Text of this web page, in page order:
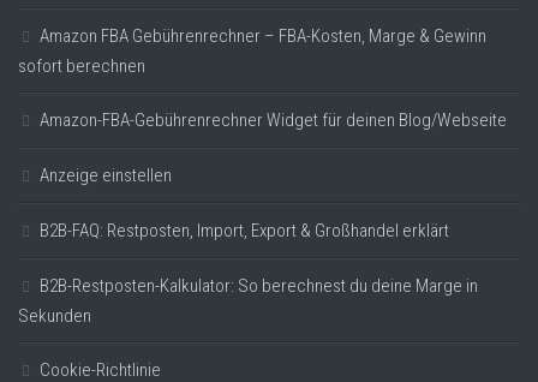
Amazon FBA Gebührenrechner – FBA-Kosten, Marge & Gewinn
sofort berechnen
Amazon-FBA-Gebührenrechner Widget für deinen Blog/Webseite
Anzeige einstellen
B2B-FAQ: Restposten, Import, Export & Großhandel erklärt
B2B-Restposten-Kalkulator: So berechnest du deine Marge in
Sekunden
Cookie-Richtlinie